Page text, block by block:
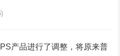
产品进行了调整，将原来普